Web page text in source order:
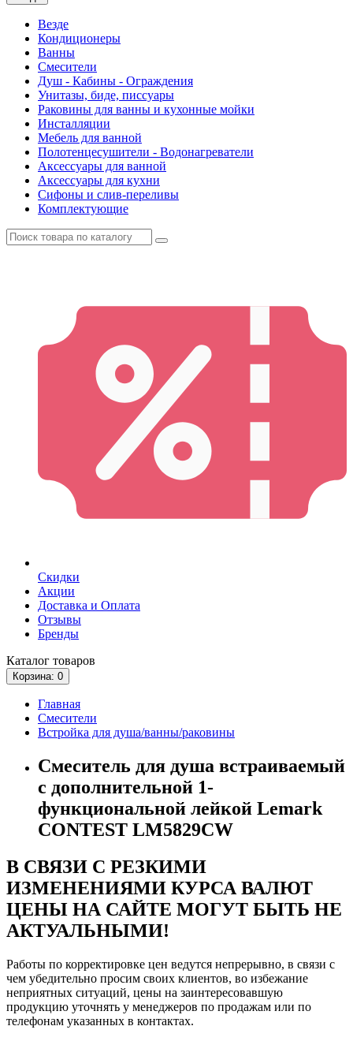
Везде
Кондиционеры
Ванны
Смесители
Душ - Кабины - Ограждения
Унитазы, биде, писсуары
Раковины для ванны и кухонные мойки
Инсталляции
Мебель для ванной
Полотенцесушители - Водонагреватели
Аксессуары для ванной
Аксессуары для кухни
Сифоны и слив-переливы
Комплектующие
Скидки
Акции
Доставка и Оплата
Отзывы
Бренды
Каталог товаров
Корзина: 0
Главная
Смесители
Встройка для душа/ванны/раковины
Смеситель для душа встраиваемый
с дополнительной 1-
функциональной лейкой Lemark
CONTEST LM5829CW
В СВЯЗИ С РЕЗКИМИ
ИЗМЕНЕНИЯМИ КУРСА ВАЛЮТ
ЦЕНЫ НА САЙТЕ МОГУТ БЫТЬ НЕ
АКТУАЛЬНЫМИ!
Работы по корректировке цен ведутся непрерывно, в связи с
чем убедительно просим своих клиентов, во избежание
неприятных ситуаций, цены на заинтересовавшую
продукцию уточнять у менеджеров по продажам или по
телефонам указанных в контактах.